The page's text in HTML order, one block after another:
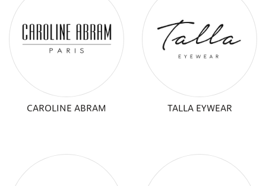
CAROLINE ABRAM TALLA EYWEAR